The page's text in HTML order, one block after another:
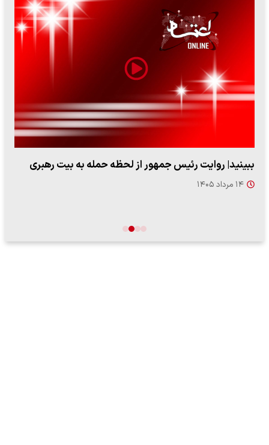
ببینید| روایت رئیس جمهور از لحظه حمله به بیت رهبری
۱۴ مرداد ۱۴۰۵